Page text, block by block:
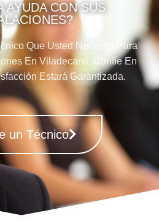
AYUDA CON SUS
Que Usted Necesita Para
En Viladecans, Confíe En
Estará Garantizada.
un Técnico